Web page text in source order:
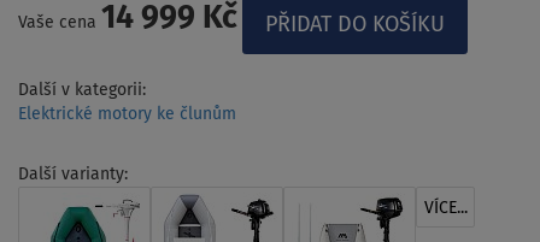
Vaše cena 14 999 Kč
Další v kategorii:
Elektrické motory ke člunům
Další varianty:
VÍCE...